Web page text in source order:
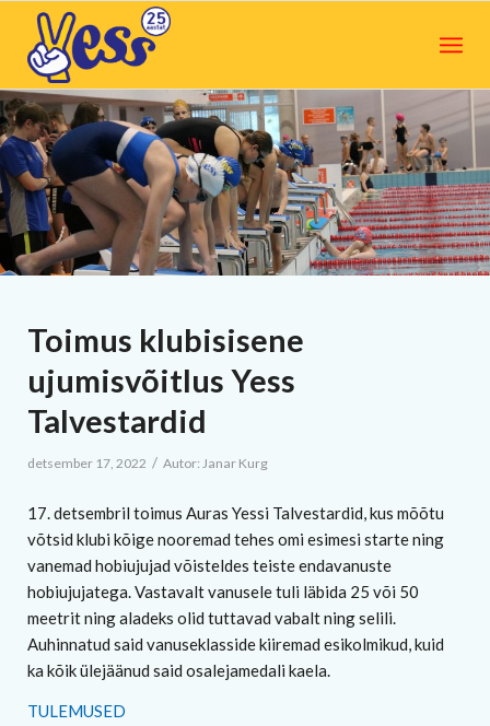
Toimus klubisisene
ujumisvõitlus Yess
Talvestardid
detsember 17, 2022 / Autor: Janar Kurg
17. detsembril toimus Auras Yessi Talvestardid, kus mõõtu
võtsid klubi kõige nooremad tehes omi esimesi starte ning
vanemad hobiujujad võisteldes teiste endavanuste
hobiujujatega. Vastavalt vanusele tuli läbida 25 või 50
meetrit ning aladeks olid tuttavad vabalt ning selili.
Auhinnatud said vanuseklasside kiiremad esikolmikud, kuid
ka kõik ülejäänud said osalejamedali kaela.
TULEMUSED